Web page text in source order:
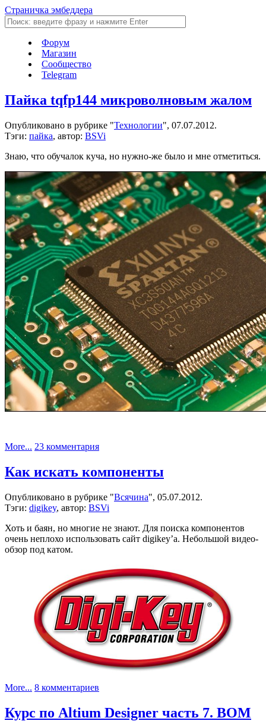
Страничка эмбеддера
Форум
Магазин
Сообщество
Telegram
Пайка tqfp144 микроволновым жалом
Опубликовано в рубрике "Технологии", 07.07.2012.
Тэги: пайка, автор: BSVi
Знаю, что обучалок куча, но нужно-же было и мне отметиться.
More... 23 комментарияк
tqfp144
жалом
Как искать компоненты
Опубликовано в рубрике "Всячина", 05.07.2012.
Тэги: digikey, автор: BSVi
Хоть и баян, но многие не знают. Для поиска компонентов
очень неплохо использовать сайт digikey’а. Небольшой видео-
обзор под катом.
More... 8 комментариев
Как
искать
Курс по Altium Designer часть 7. BOM